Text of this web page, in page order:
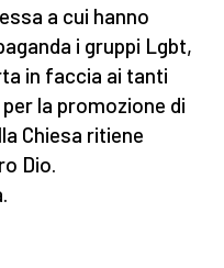
a cui hanno
i gruppi Lgbt,
in faccia ai tanti
la promozione di
Chiesa ritiene
Dio.